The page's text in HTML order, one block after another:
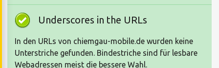
Underscores in the URLs
In den URLs von chiemgau-mobile.de wurden keine
Unterstriche gefunden. Bindestriche sind für lesbare
Webadressen meist die bessere Wahl.